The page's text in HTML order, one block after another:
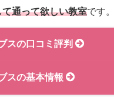
て通って欲しい教室です。
スの口コミ評判
スの基本情報